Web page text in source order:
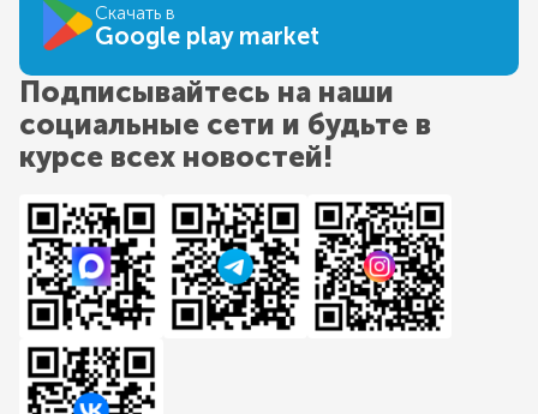
Скачать в
Google play market
Подписывайтесь на наши
социальные сети и будьте в
курсе всех новостей!